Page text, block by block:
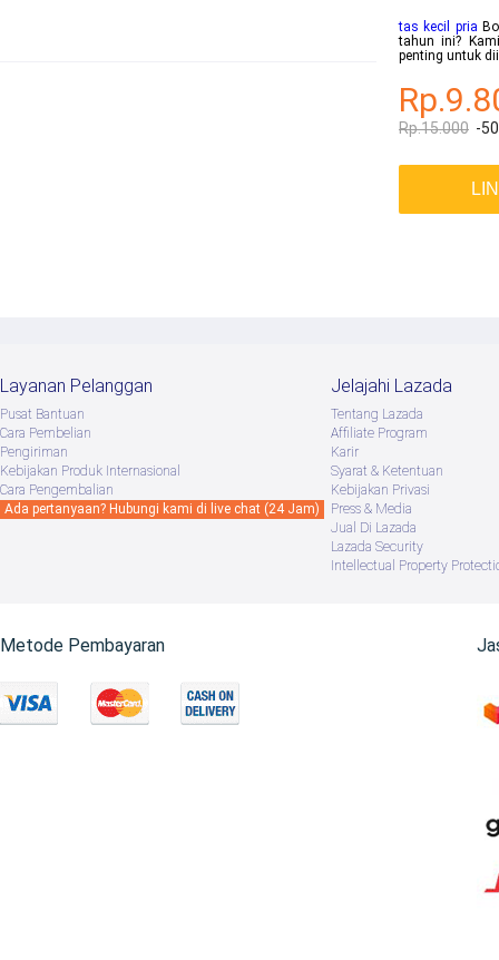
tas kecil pria
tahun ini?
penting untuk
Rp.15.000 -
Layanan Pelanggan
Pusat Bantuan
Cara Pembelian
Pengiriman
Kebijakan Produk Internasional
Cara Pengembalian
Ada pertanyaan? Hubungi kami di live chat (24 Jam)
Jelajahi Lazada
Tentang Lazada
Afﬁliate Program
Karir
Syarat & Ketentuan
Kebijakan Privasi
Press & Media
Jual Di Lazada
Lazada Security
Intellectual Property
Metode Pembayaran